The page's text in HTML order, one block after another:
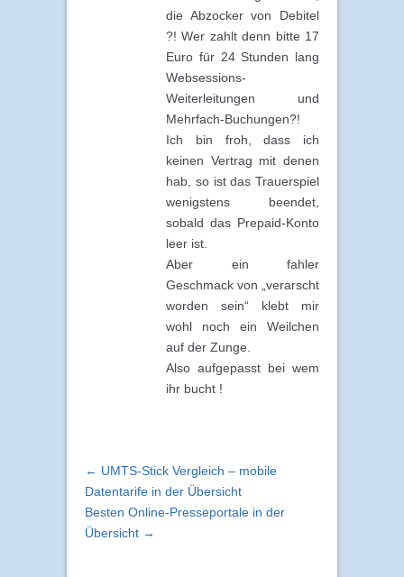
die Abzocker von Debitel
?! Wer zahlt denn bitte 17
Euro für 24 Stunden lang
Websessions-
Weiterleitungen und
Mehrfach-Buchungen?!
Ich bin froh, dass ich
keinen Vertrag mit denen
hab, so ist das Trauerspiel
wenigstens beendet,
sobald das Prepaid-Konto
leer ist.
Aber ein fahler
Geschmack von „verarscht
worden sein“ klebt mir
wohl noch ein Weilchen
auf der Zunge.
Also aufgepasst bei wem
ihr bucht !
← UMTS-Stick Vergleich – mobile
Datentarife in der Übersicht
Besten Online-Presseportale in der
Übersicht →